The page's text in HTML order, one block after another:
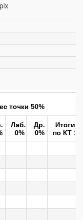
точки 50%
Лаб.
0%
Др.
0%
Итоги
по КТ 1